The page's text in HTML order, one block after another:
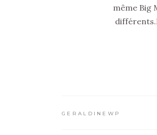
même Big
GERALDINEWP